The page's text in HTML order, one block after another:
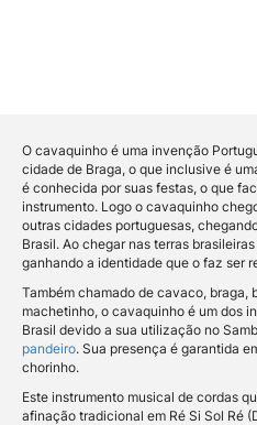
O cavaquinho é uma invenção
cidade de Braga, o que inclusive é
é conhecida por suas festas, o que
instrumento. Logo o cavaquinho
outras cidades portuguesas,
Brasil. Ao chegar nas terras
ganhando a identidade que o faz ser
Também chamado de cavaco, braga,
machetinho, o cavaquinho é um dos
Brasil devido a sua utilização no
pandeiro. Sua presença é garantida
chorinho.
Este instrumento musical de cordas
afinação tradicional em Ré Si Sol Ré